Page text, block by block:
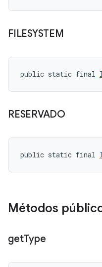
FILESYSTEM
public static final
RESERVADO
public static final
Métodos
getType